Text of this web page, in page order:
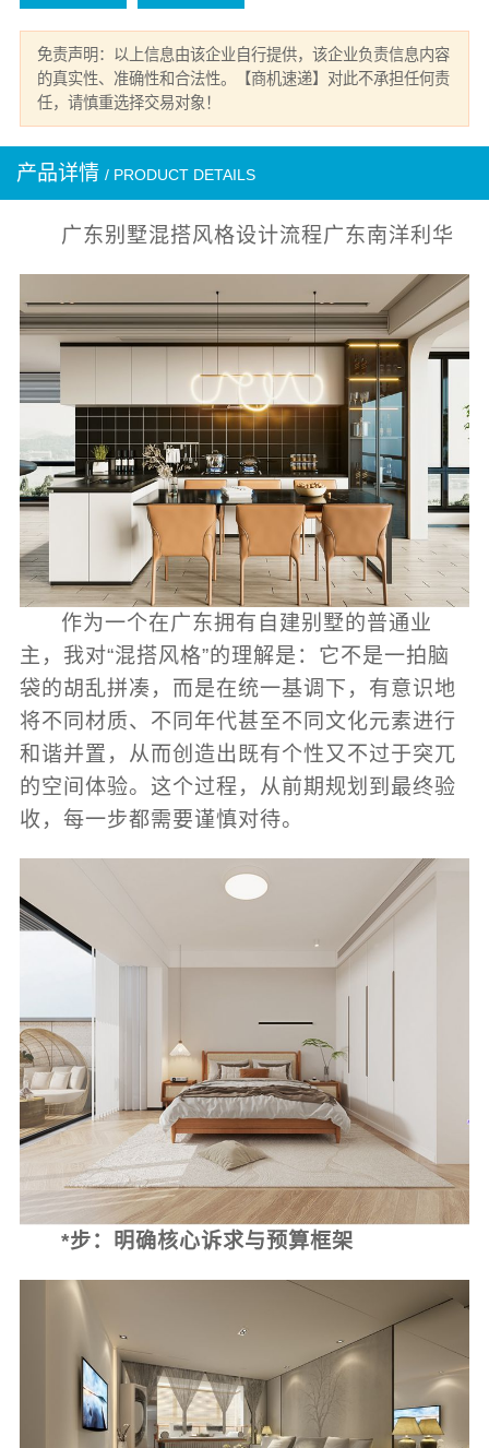
免责声明：以上信息由该企业自行提供，该企业负责信息内容
的真实性、准确性和合法性。【商机速递】对此不承担任何责
任，请慎重选择交易对象！
产品详情 / PRODUCT DETAILS
广东别墅混搭风格设计流程广东南洋利华
作为一个在广东拥有自建别墅的普通业
主，我对“混搭风格”的理解是：它不是一拍脑
袋的胡乱拼凑，而是在统一基调下，有意识地
将不同材质、不同年代甚至不同文化元素进行
和谐并置，从而创造出既有个性又不过于突兀
的空间体验。这个过程，从前期规划到最终验
收，每一步都需要谨慎对待。
*步：明确核心诉求与预算框架